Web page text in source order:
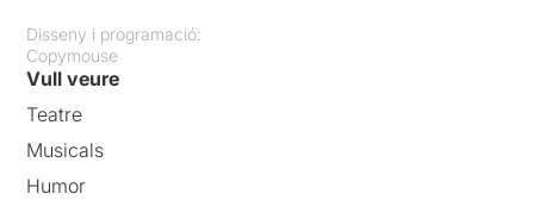
Disseny i programació:
Copymouse
Vull veure
Teatre
Musicals
Humor